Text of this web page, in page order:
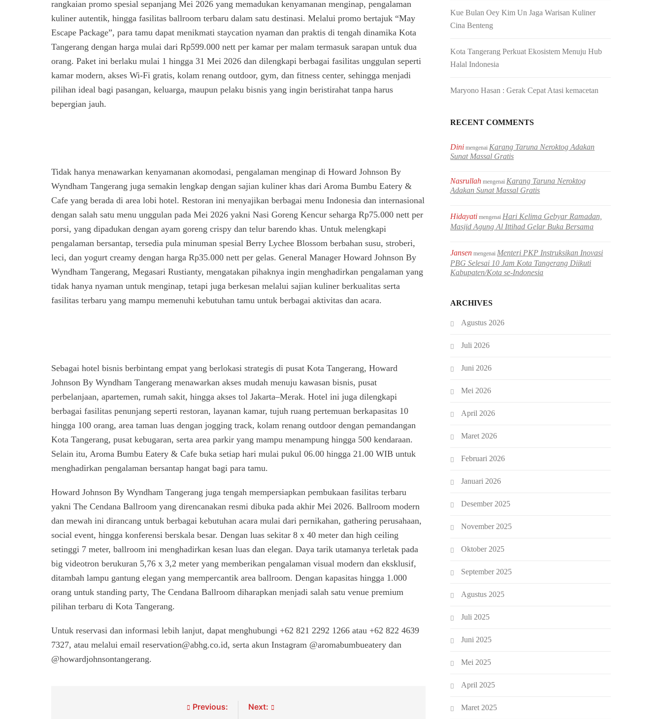
rangkaian promo spesial sepanjang Mei 2026 yang memadukan kenyamanan menginap, pengalaman
kuliner autentik, hingga fasilitas ballroom terbaru dalam satu destinasi. Melalui promo bertajuk “May
Escape Package”, para tamu dapat menikmati staycation nyaman dan praktis di tengah dinamika Kota
Tangerang dengan harga mulai dari Rp599.000 nett per kamar per malam termasuk sarapan untuk dua
orang. Paket ini berlaku mulai 1 hingga 31 Mei 2026 dan dilengkapi berbagai fasilitas unggulan seperti
kamar modern, akses Wi-Fi gratis, kolam renang outdoor, gym, dan fitness center, sehingga menjadi
pilihan ideal bagi pasangan, keluarga, maupun pelaku bisnis yang ingin beristirahat tanpa harus
bepergian jauh.
Tidak hanya menawarkan kenyamanan akomodasi, pengalaman menginap di Howard Johnson By
Wyndham Tangerang juga semakin lengkap dengan sajian kuliner khas dari Aroma Bumbu Eatery &
Cafe yang berada di area lobi hotel. Restoran ini menyajikan berbagai menu Indonesia dan internasional
dengan salah satu menu unggulan pada Mei 2026 yakni Nasi Goreng Kencur seharga Rp75.000 nett per
porsi, yang dipadukan dengan ayam goreng crispy dan telur barendo khas. Untuk melengkapi
pengalaman bersantap, tersedia pula minuman spesial Berry Lychee Blossom berbahan susu, stroberi,
leci, dan yogurt creamy dengan harga Rp35.000 nett per gelas. General Manager Howard Johnson By
Wyndham Tangerang, Megasari Rustianty, mengatakan pihaknya ingin menghadirkan pengalaman yang
tidak hanya nyaman untuk menginap, tetapi juga berkesan melalui sajian kuliner berkualitas serta
fasilitas terbaru yang mampu memenuhi kebutuhan tamu untuk berbagai aktivitas dan acara.
Sebagai hotel bisnis berbintang empat yang berlokasi strategis di pusat Kota Tangerang, Howard
Johnson By Wyndham Tangerang menawarkan akses mudah menuju kawasan bisnis, pusat
perbelanjaan, apartemen, rumah sakit, hingga akses tol Jakarta–Merak. Hotel ini juga dilengkapi
berbagai fasilitas penunjang seperti restoran, layanan kamar, tujuh ruang pertemuan berkapasitas 10
hingga 100 orang, area taman luas dengan jogging track, kolam renang outdoor dengan pemandangan
Kota Tangerang, pusat kebugaran, serta area parkir yang mampu menampung hingga 500 kendaraan.
Selain itu, Aroma Bumbu Eatery & Cafe buka setiap hari mulai pukul 06.00 hingga 21.00 WIB untuk
menghadirkan pengalaman bersantap hangat bagi para tamu.
Howard Johnson By Wyndham Tangerang juga tengah mempersiapkan pembukaan fasilitas terbaru
yakni The Cendana Ballroom yang direncanakan resmi dibuka pada akhir Mei 2026. Ballroom modern
dan mewah ini dirancang untuk berbagai kebutuhan acara mulai dari pernikahan, gathering perusahaan,
social event, hingga konferensi berskala besar. Dengan luas sekitar 8 x 40 meter dan high ceiling
setinggi 7 meter, ballroom ini menghadirkan kesan luas dan elegan. Daya tarik utamanya terletak pada
big videotron berukuran 5,76 x 3,2 meter yang memberikan pengalaman visual modern dan eksklusif,
ditambah lampu gantung elegan yang mempercantik area ballroom. Dengan kapasitas hingga 1.000
orang untuk standing party, The Cendana Ballroom diharapkan menjadi salah satu venue premium
pilihan terbaru di Kota Tangerang.
Untuk reservasi dan informasi lebih lanjut, dapat menghubungi +62 821 2292 1266 atau +62 822 4639
7327, atau melalui email reservation@abhg.co.id, serta akun Instagram @aromabumbueatery dan
@howardjohnsontangerang.
Previous:
Next:
Kue Bulan Oey Kim Un Jaga Warisan Kuliner
Cina Benteng
Kota Tangerang Perkuat Ekosistem Menuju Hub
Halal Indonesia
Maryono Hasan : Gerak Cepat Atasi kemacetan
RECENT COMMENTS
Dini mengenaiKarang Taruna Neroktog Adakan
Sunat Massal Gratis
Nasrullah mengenaiKarang Taruna Neroktog
Adakan Sunat Massal Gratis
Hidayati mengenaiHari Kelima Gebyar Ramadan,
Masjid Agung Al Ittihad Gelar Buka Bersama
Jansen mengenaiMenteri PKP Instruksikan Inovasi
PBG Selesai 10 Jam Kota Tangerang Diikuti
Kabupaten/Kota se-Indonesia
ARCHIVES
Agustus 2026
Juli 2026
Juni 2026
Mei 2026
April 2026
Maret 2026
Februari 2026
Januari 2026
Desember 2025
November 2025
Oktober 2025
September 2025
Agustus 2025
Juli 2025
Juni 2025
Mei 2025
April 2025
Maret 2025